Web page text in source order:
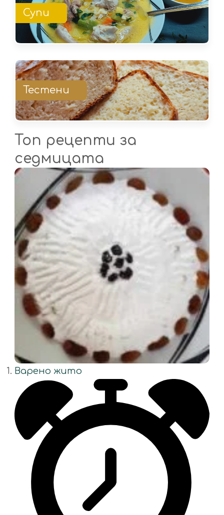
Супи
Тестени
Топ рецепти за
седмицата
Варено жито